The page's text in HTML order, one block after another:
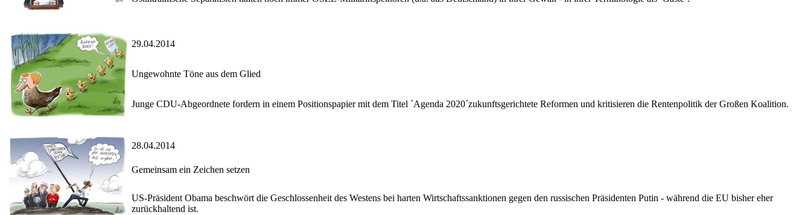
29.04.2014
Ungewohnte Töne aus dem Glied
Junge CDU-Abgeordnete fordern in einem Positionspapier mit dem Titel ´Agenda 2020´zukunftsgerichtete Reformen und kritisieren die Rentenpolitik der Großen Koalition.
28.04.2014
Gemeinsam ein Zeichen setzen
US-Präsident Obama beschwört die Geschlossenheit des Westens bei harten Wirtschaftssanktionen gegen den russischen Präsidenten Putin - während die EU bisher eher
zurückhaltend ist.